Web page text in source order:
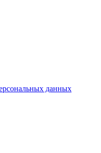
данных